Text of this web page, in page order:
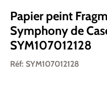
Papier peint
Symphony de
SYM107012128
Réf: SYM107012128